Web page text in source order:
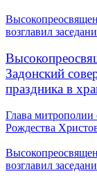
возглавил
Задонский
праздника в
Глава митрополии
Рождества
возглавил